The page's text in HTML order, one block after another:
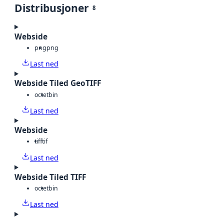
Distribusjoner 8
Webside
pngpng
Last ned
Webside Tiled GeoTIFF
octetbin
Last ned
Webside
tifftif
Last ned
Webside Tiled TIFF
octetbin
Last ned